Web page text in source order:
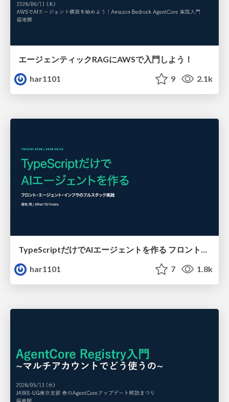
エージェンティックRAGにAWSで入門しよう！
har1101
9 2.1k
TypeScriptだけでAIエージェントを作る フロント・エージェント・インフラのフルスタック実践
har1101
7 1.8k